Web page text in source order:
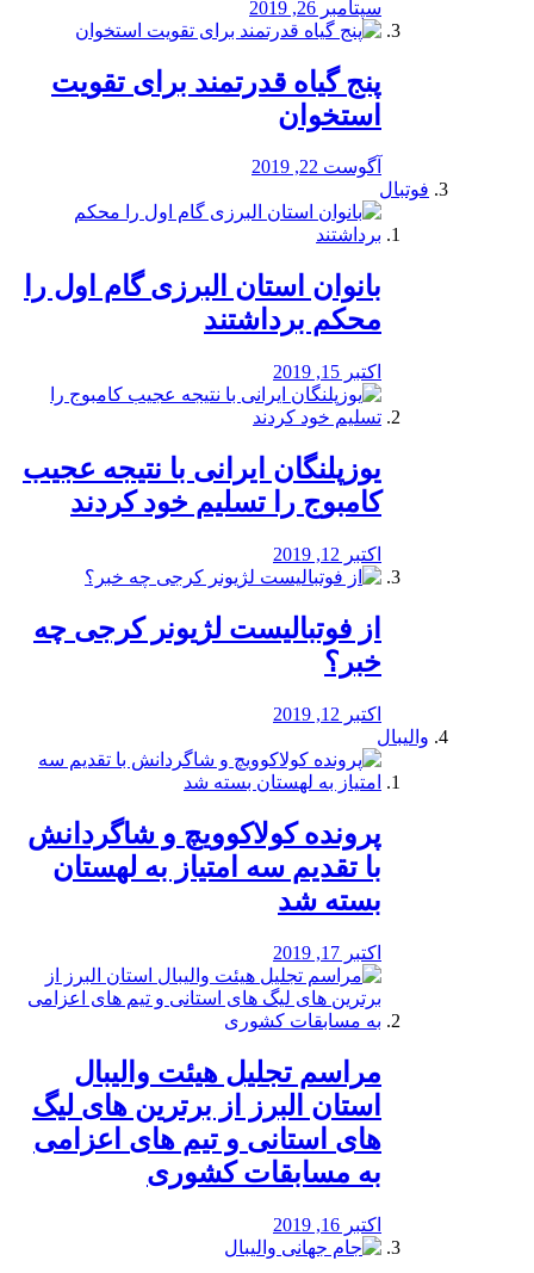
سپتامبر 26, 2019
پنج گیاه قدرتمند برای تقویت
استخوان
آگوست 22, 2019
فوتبال
بانوان استان البرزی گام اول را
محكم برداشتند
اکتبر 15, 2019
یوزپلنگان ایرانی با نتیجه عجیب
کامبوج را تسلیم خود کردند
اکتبر 12, 2019
از فوتبالیست لژیونر کرجی چه
خبر؟
اکتبر 12, 2019
والیبال
پرونده کولاکوویچ و شاگردانش
با تقدیم سه امتیاز به لهستان
بسته شد
اکتبر 17, 2019
مراسم تجلیل هیئت والیبال
استان البرز از برترین های لیگ
های استانی و تیم های اعزامی
به مسابقات کشوری
اکتبر 16, 2019